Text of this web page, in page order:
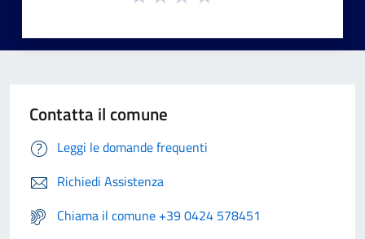
Contatta il comune
Leggi le domande frequenti
Richiedi Assistenza
Chiama il comune +39 0424 578451